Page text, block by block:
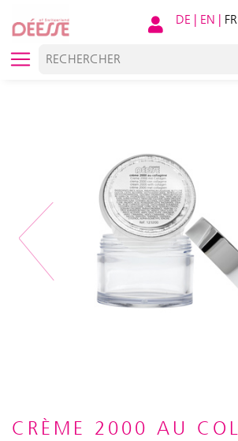
DE | EN | FR
CRÈME 2000 AU